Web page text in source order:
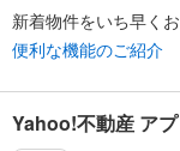
新着物件をいち早くお
便利な機能のご紹介
Yahoo!不動産 アプ